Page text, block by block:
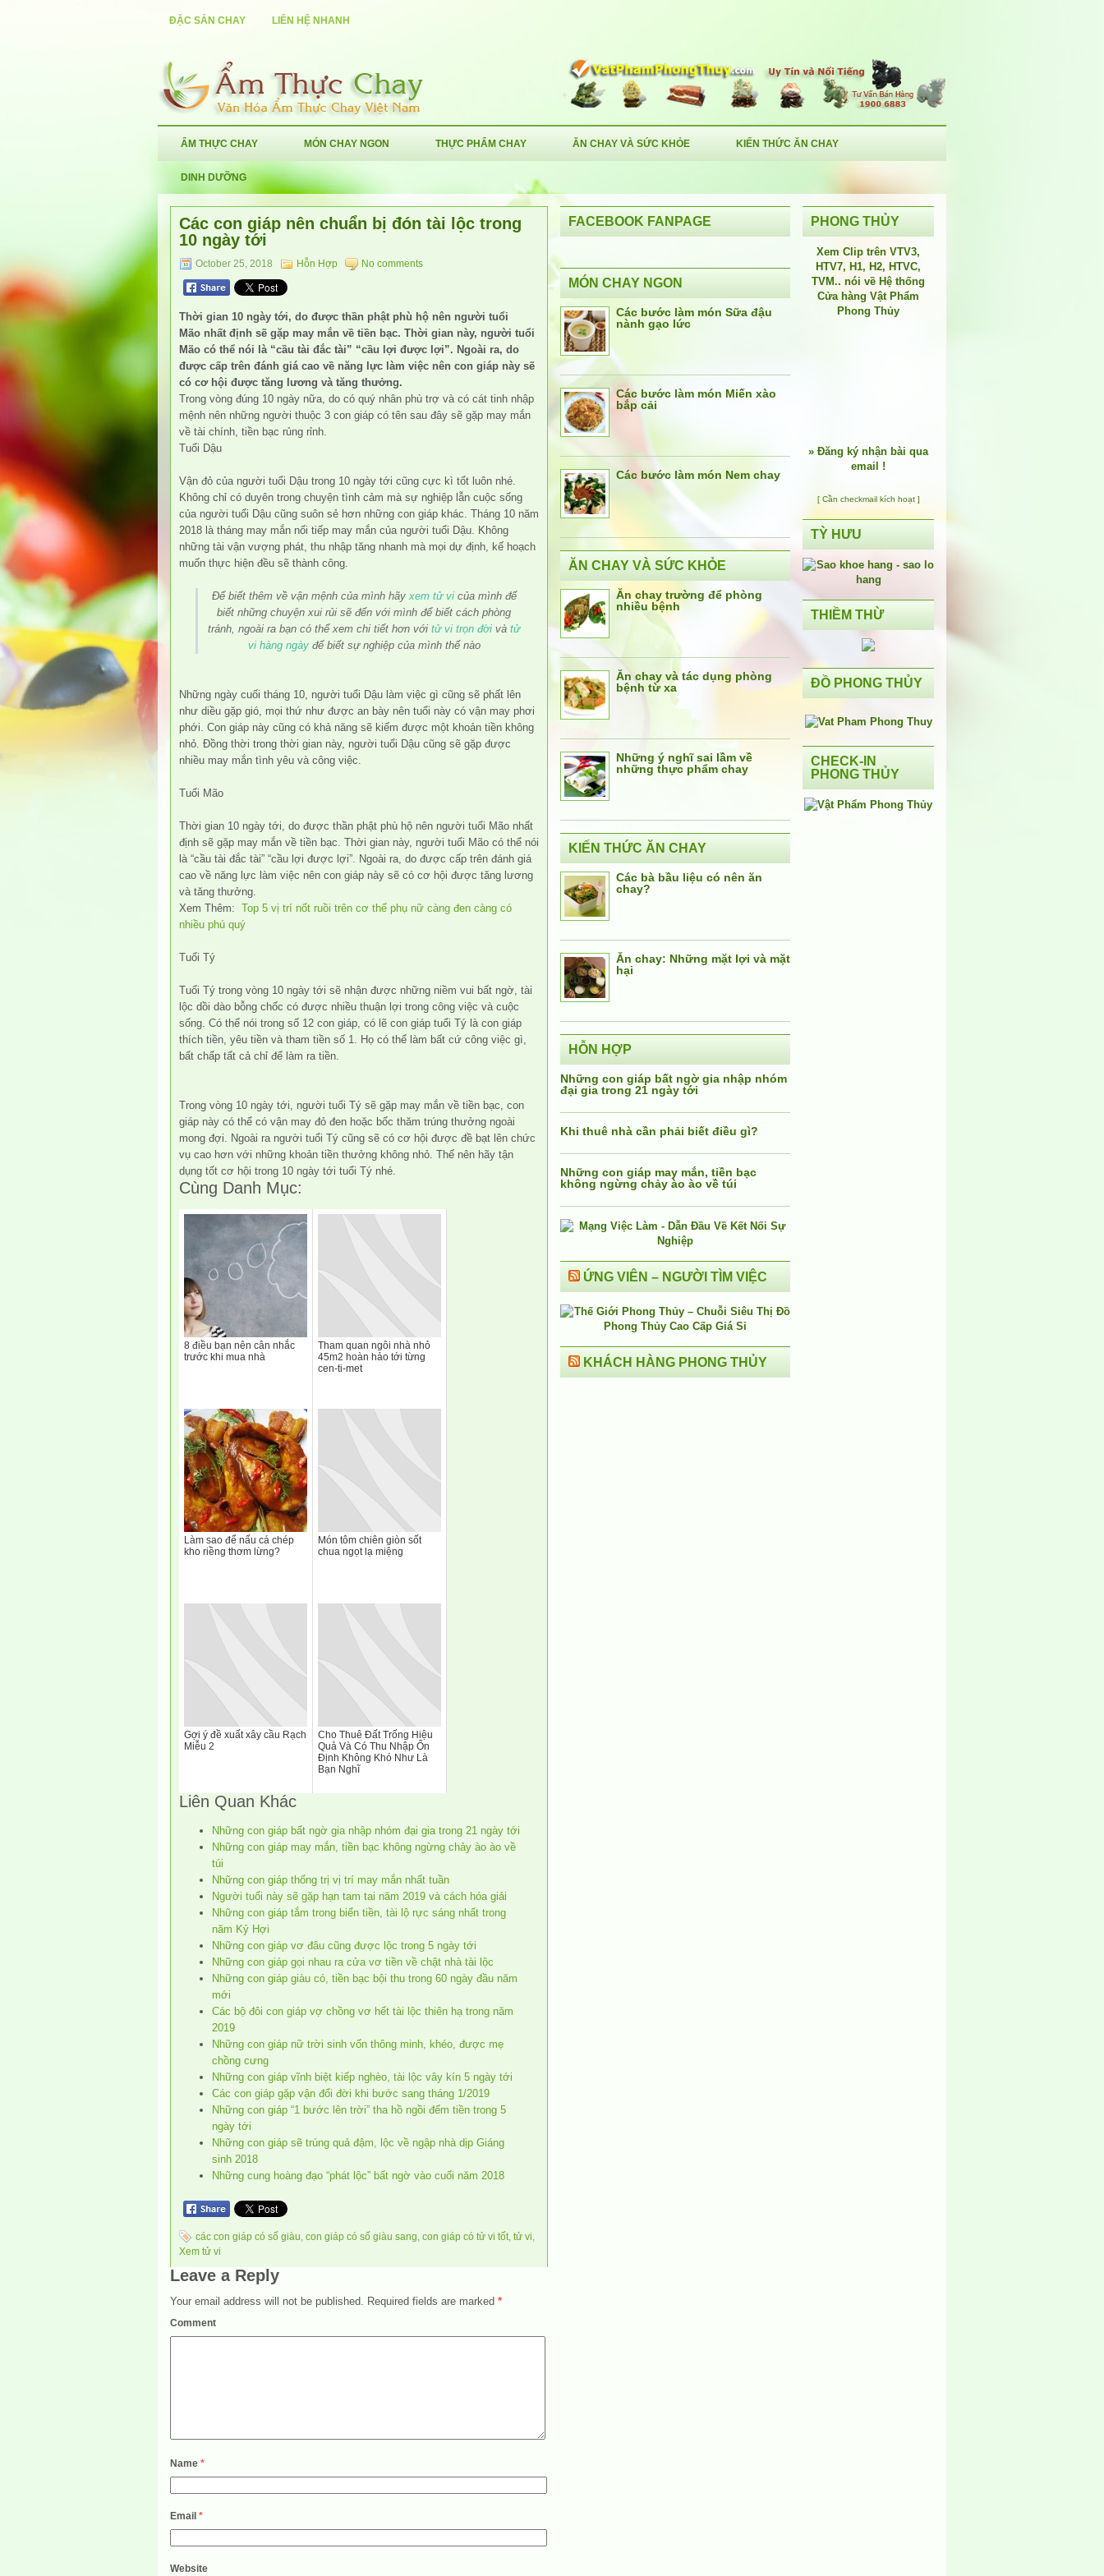
ĐẶC SẢN CHAY LIÊN HỆ NHANH
ẨM THỰC CHAY MÓN CHAY NGON THỰC PHẨM CHAY ĂN CHAY VÀ SỨC KHỎE KIẾN THỨC ĂN CHAY
DINH DƯỠNG
Các con giáp nên chuẩn bị đón tài lộc trong
10 ngày tới
October 25, 2018 Hỗn Hợp No comments
Thời gian 10 ngày tới, do được thần phật phù hộ nên người tuổi
Mão nhất định sẽ gặp may mắn về tiền bạc. Thời gian này, người tuổi
Mão có thể nói là “cầu tài đắc tài” “cầu lợi được lợi”. Ngoài ra, do
được cấp trên đánh giá cao về năng lực làm việc nên con giáp này sẽ
có cơ hội được tăng lương và tăng thưởng.
Trong vòng đúng 10 ngày nữa, do có quý nhân phù trợ và có cát tinh nhập
mệnh nên những người thuộc 3 con giáp có tên sau đây sẽ gặp may mắn
về tài chính, tiền bạc rủng rỉnh.
Tuổi Dậu
Vận đỏ của người tuổi Dậu trong 10 ngày tới cũng cực kì tốt luôn nhé.
Không chỉ có duyên trong chuyện tình cảm mà sự nghiệp lẫn cuộc sống
của người tuổi Dậu cũng suôn sẻ hơn những con giáp khác. Tháng 10 năm
2018 là tháng may mắn nối tiếp may mắn của người tuổi Dậu. Không
những tài vận vượng phát, thu nhập tăng nhanh mà mọi dự định, kế hoạch
muốn thực hiện đều sẽ thành công.
Để biết thêm về vận mệnh của mình hãy xem tử vicủa mình để
biết những chuyện xui rủi sẽ đến với mình để biết cách phòng
tránh, ngoài ra bạn có thể xem chi tiết hơn với tử vi trọn đời và tử
vi hàng ngàyđể biết sự nghiệp của mình thế nào
Những ngày cuối tháng 10, người tuổi Dậu làm việc gì cũng sẽ phất lên
như diều gặp gió, mọi thứ như được an bày nên tuổi này có vận may phơi
phới. Con giáp này cũng có khả năng sẽ kiếm được một khoản tiền không
nhỏ. Đồng thời trong thời gian này, người tuổi Dậu cũng sẽ gặp được
nhiều may mắn tình yêu và công việc.
Tuổi Mão
Thời gian 10 ngày tới, do được thần phật phù hộ nên người tuổi Mão nhất
định sẽ gặp may mắn về tiền bạc. Thời gian này, người tuổi Mão có thể nói
là “cầu tài đắc tài” “cầu lợi được lợi”. Ngoài ra, do được cấp trên đánh giá
cao về năng lực làm việc nên con giáp này sẽ có cơ hội được tăng lương
và tăng thưởng.
Xem Thêm: Top 5 vị trí nốt ruồi trên cơ thể phụ nữ càng đen càng có
nhiều phú quý
Tuổi Tý
Tuổi Tý trong vòng 10 ngày tới sẽ nhận được những niềm vui bất ngờ, tài
lộc dồi dào bỗng chốc có được nhiều thuận lợi trong công việc và cuộc
sống. Có thể nói trong số 12 con giáp, có lẽ con giáp tuổi Tý là con giáp
thích tiền, yêu tiền và tham tiền số 1. Họ có thể làm bất cứ công việc gì,
bất chấp tất cả chỉ để làm ra tiền.
Trong vòng 10 ngày tới, người tuổi Tý sẽ gặp may mắn về tiền bạc, con
giáp này có thể có vận may đỏ đen hoặc bốc thăm trúng thưởng ngoài
mong đợi. Ngoài ra người tuổi Tý cũng sẽ có cơ hội được đề bạt lên chức
vụ cao hơn với những khoản tiền thưởng không nhỏ. Thế nên hãy tận
dụng tốt cơ hội trong 10 ngày tới tuổi Tý nhé.
Cùng Danh Mục:
8 điều bạn nên cân nhắc
trước khi mua nhà
Tham quan ngôi nhà nhỏ
45m2 hoàn hảo tới từng
cen-ti-met
Làm sao để nấu cá chép
kho riềng thơm lừng?
Món tôm chiên giòn sốt
chua ngọt lạ miệng
Gợi ý đề xuất xây cầu Rạch
Miễu 2
Cho Thuê Đất Trống Hiệu
Quả Và Có Thu Nhập Ổn
Định Không Khó Như Là
Bạn Nghĩ
Liên Quan Khác
Những con giáp bất ngờ gia nhập nhóm đại gia trong 21 ngày tới
Những con giáp may mắn, tiền bạc không ngừng chảy ào ào về
túi
Những con giáp thống trị vị trí may mắn nhất tuần
Người tuổi này sẽ gặp hạn tam tai năm 2019 và cách hóa giải
Những con giáp tắm trong biển tiền, tài lộ rực sáng nhất trong
năm Kỷ Hợi
Những con giáp vơ đâu cũng được lộc trong 5 ngày tới
Những con giáp gọi nhau ra cửa vơ tiền về chật nhà tài lộc
Những con giáp giàu có, tiền bạc bội thu trong 60 ngày đầu năm
mới
Các bộ đôi con giáp vợ chồng vơ hết tài lộc thiên hạ trong năm
2019
Những con giáp nữ trời sinh vốn thông minh, khéo, được mẹ
chồng cưng
Những con giáp vĩnh biệt kiếp nghèo, tài lộc vây kín 5 ngày tới
Các con giáp gặp vận đổi đời khi bước sang tháng 1/2019
Những con giáp “1 bước lên trời” tha hồ ngồi đếm tiền trong 5
ngày tới
Những con giáp sẽ trúng quả đậm, lộc về ngập nhà dịp Giáng
sinh 2018
Những cung hoàng đạo “phát lộc” bất ngờ vào cuối năm 2018
các con giáp có số giàu, con giáp có số giàu sang, con giáp có tử vi tốt, tử vi,
Xem tử vi
Leave a Reply
Your email address will not be published. Required fields are marked *
Comment
Name *
Email *
Website
FACEBOOK FANPAGE
MÓN CHAY NGON
Các bước làm món Sữa đậu
nành gạo lức
Các bước làm món Miến xào
bắp cải
Các bước làm món Nem chay
ĂN CHAY VÀ SỨC KHỎE
Ăn chay trường để phòng
nhiều bệnh
Ăn chay và tác dụng phòng
bệnh từ xa
Những ý nghĩ sai lầm về
những thực phẩm chay
KIẾN THỨC ĂN CHAY
Các bà bầu liệu có nên ăn
chay?
Ăn chay: Những mặt lợi và mặt
hại
HỖN HỢP
Những con giáp bất ngờ gia nhập nhóm
đại gia trong 21 ngày tới
Khi thuê nhà cần phải biết điều gì?
Những con giáp may mắn, tiền bạc
không ngừng chảy ào ào về túi
ỨNG VIÊN – NGƯỜI TÌM VIỆC
KHÁCH HÀNG PHONG THỦY
PHONG THỦY
Xem Clip trên VTV3,
HTV7, H1, H2, HTVC,
TVM.. nói về Hệ thống
Cửa hàng Vật Phẩm
Phong Thủy
» Đăng ký nhận bài qua
email !
[ Cần checkmail kích hoạt ]
TỲ HƯU
THIỀM THỪ
ĐỒ PHONG THỦY
CHECK-IN
PHONG THỦY